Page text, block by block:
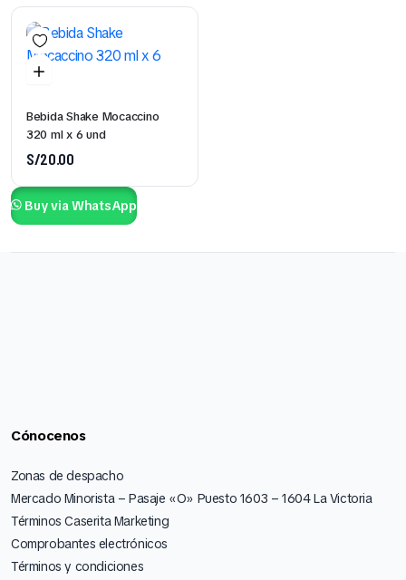
Bebida Shake Mocaccino
320 ml x 6 und
S/20.00
Buy via WhatsApp
Cónocenos
Zonas de despacho
Mercado Minorista – Pasaje «O» Puesto 1603 – 1604 La Victoria
Términos Caserita Marketing
Comprobantes electrónicos
Términos y condiciones